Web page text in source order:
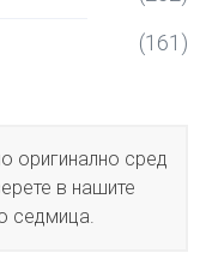
(161)
оригинално сред
в нашите
седмица.